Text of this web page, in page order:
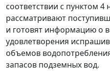
соответствии с пунктом
рассматривают
и готовят информацию о
удовлетворения
объемов
запасов подземных вод.